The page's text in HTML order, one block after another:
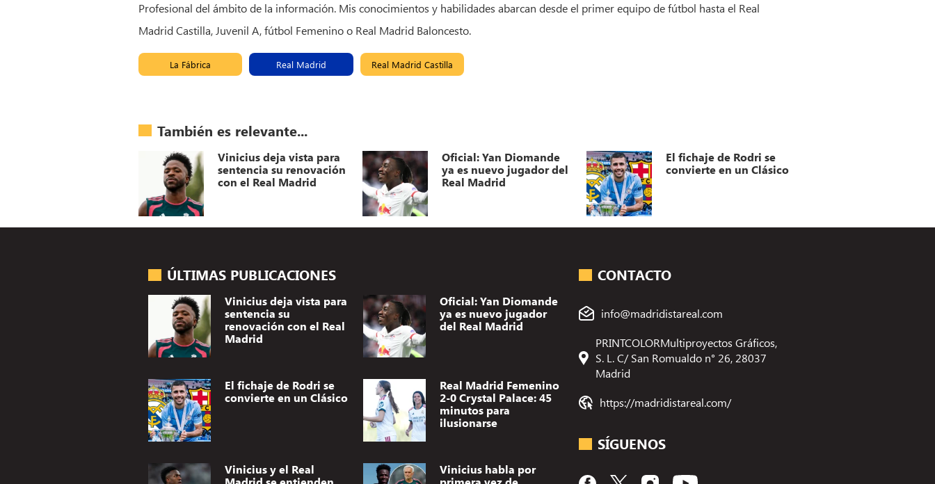
Profesional del ámbito de la información. Mis conocimientos y habilidades abarcan desde el primer equipo de fútbol hasta el Real
Madrid Castilla, Juvenil A, fútbol Femenino o Real Madrid Baloncesto.
La Fábrica Real Madrid Real Madrid Castilla
También es relevante...
Vinicius deja vista para
sentencia su renovación
con el Real Madrid
Oficial: Yan Diomande
ya es nuevo jugador del
Real Madrid
El fichaje de Rodri se
convierte en un Clásico
ÚLTIMAS PUBLICACIONES
Vinicius deja vista para
sentencia su
renovación con el Real
Madrid
Oficial: Yan Diomande
ya es nuevo jugador
del Real Madrid
El fichaje de Rodri se
convierte en un Clásico
Real Madrid Femenino
2-0 Crystal Palace: 45
minutos para
ilusionarse
Vinicius y el Real
Vinicius habla por
CONTACTO
info@madridistareal.com
PRINTCOLORMultiproyectos Gráficos,
S. L. C/ San Romualdo n° 26, 28037
Madrid
https://madridistareal.com/
SÍGUENOS